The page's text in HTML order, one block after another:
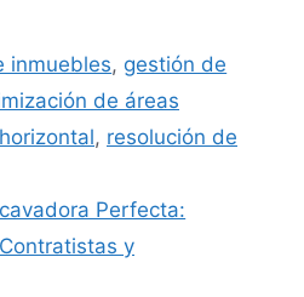
inmuebles, gestión de
de áreas
, resolución de
Perfecta:
y